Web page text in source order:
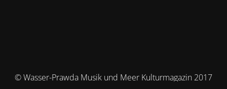
© Wasser-Prawda Musik und Meer Kulturmagazin 2017